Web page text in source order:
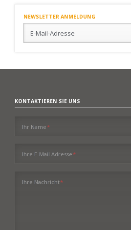
NEWSLETTER ANMELDUNG
Mail-
KONTAKTIEREN SIE UNS
Pflichtfeld
Ihr Name*
Pflichtfeld
Ihre E-Mail Adresse*
Pflichtfeld
Ihre Nachricht*